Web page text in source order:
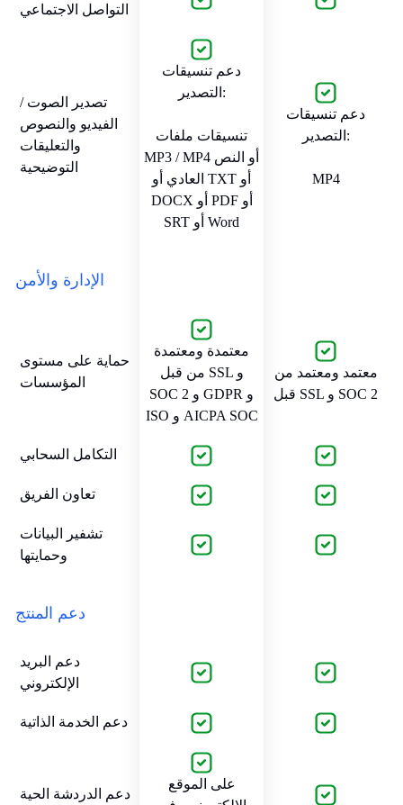
التواصل الاجتماعي
تصدير الصوت /
الفيديو والنصوص
والتعليقات
التوضيحية
دعم تنسيقات
التصدير:
تنسيقات ملفات
MP3 / MP4 أو النص
العادي أو TXT أو
DOCX أو PDF أو
SRT أو Word
دعم تنسيقات
التصدير:
MP4
الإدارة والأمن
حماية على مستوى
المؤسسات
معتمدة ومعتمدة
من قبل SSL و
SOC 2 و GDPR و
ISO و AICPA SOC
معتمد ومعتمد من
قبل SSL و SOC 2
التكامل السحابي
تعاون الفريق
تشفير البيانات
وحمايتها
دعم المنتج
دعم البريد
الإلكتروني
دعم الخدمة الذاتية
دعم الدردشة الحية
على الموقع